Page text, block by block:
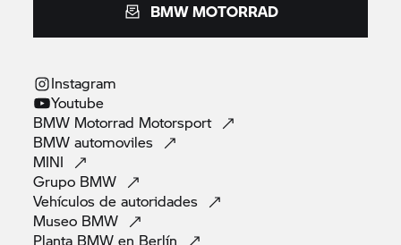
BMW MOTORRAD
Instagram
Youtube
BMW Motorrad Motorsport
BMWautomoviles
MINI
Grupo BMW
Vehículos deautoridades
Museo BMW
Planta BMW en Berlín